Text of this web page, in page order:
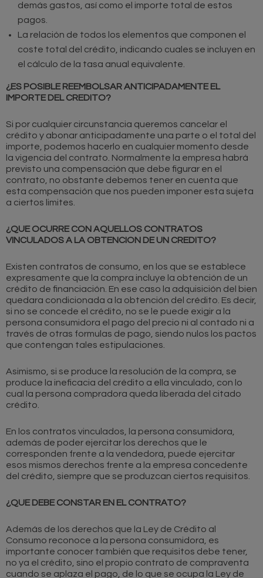
demás gastos, así como el importe total de estos
pagos.
La relación de todos los elementos que componen el
coste total del crédito, indicando cuales se incluyen en
el cálculo de la tasa anual equivalente.
¿ES POSIBLE REEMBOLSAR ANTICIPADAMENTE EL
IMPORTE DEL CREDITO?
Si por cualquier circunstancia queremos cancelar el
crédito y abonar anticipadamente una parte o el total del
importe, podemos hacerlo en cualquier momento desde
la vigencia del contrato. Normalmente la empresa habrá
previsto una compensación que debe figurar en el
contrato, no obstante debemos tener en cuenta que
esta compensación que nos pueden imponer esta sujeta
a ciertos limites.
¿QUE OCURRE CON AQUELLOS CONTRATOS
VINCULADOS A LA OBTENCION DE UN CREDITO?
Existen contratos de consumo, en los que se establece
expresamente que la compra incluye la obtención de un
crédito de financiación. En ese caso la adquisición del bien
quedara condicionada a la obtención del crédito. Es decir,
si no se concede el crédito, no se le puede exigir a la
persona consumidora el pago del precio ni al contado ni a
través de otras formulas de pago, siendo nulos los pactos
que contengan tales estipulaciones.
Asimismo, si se produce la resolución de la compra, se
produce la ineficacia del crédito a ella vinculado, con lo
cual la persona compradora queda liberada del citado
crédito.
En los contratos vinculados, la persona consumidora,
además de poder ejercitar los derechos que le
corresponden frente a la vendedora, puede ejercitar
esos mismos derechos frente a la empresa concedente
del crédito, siempre que se produzcan ciertos requisitos.
¿QUE DEBE CONSTAR EN EL CONTRATO?
Además de los derechos que la Ley de Crédito al
Consumo reconoce a la persona consumidora, es
importante conocer también que requisitos debe tener,
no ya el crédito, sino el propio contrato de compraventa
cuando se aplaza el pago, de lo que se ocupa la Ley de